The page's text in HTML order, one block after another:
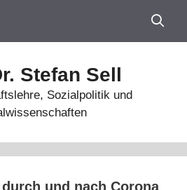
Stefan Sell
Sozialpolitik und
und nach Corona